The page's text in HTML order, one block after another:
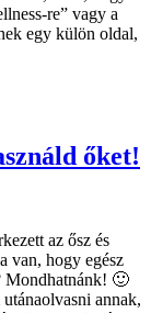
re” vagy a
egy külön oldal,
őket!
az ősz és
van, hogy egész
Mondhatnánk! 🙂
annak,